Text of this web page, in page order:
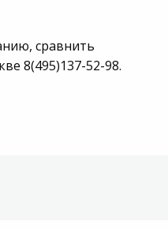
сравнить
8(495)137-52-98.